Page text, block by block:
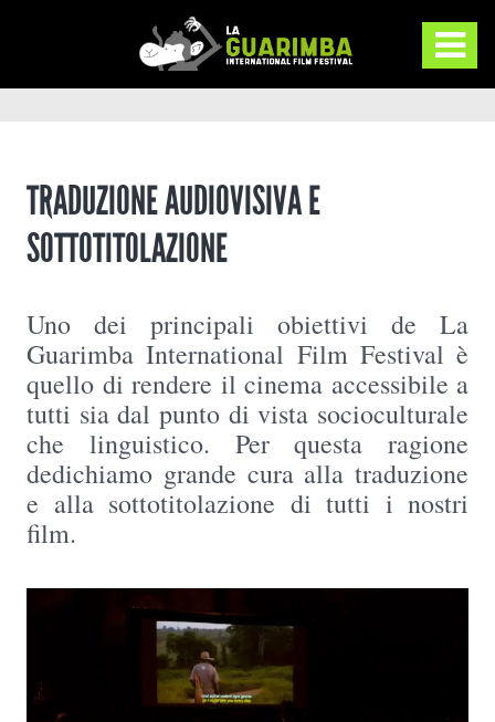
TRADUZIONE AUDIOVISIVA E
SOTTOTITOLAZIONE
Uno dei principali obiettivi de La
Guarimba International Film Festival è
quello di rendere il cinema accessibile a
tutti sia dal punto di vista socioculturale
che linguistico. Per questa ragione
dedichiamo grande cura alla traduzione
e alla sottotitolazione di tutti i nostri
film.